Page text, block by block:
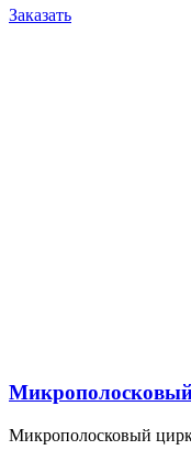
Заказать
Микрополосковый